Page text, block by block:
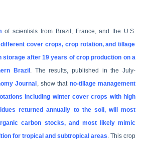
of scientists from Brazil, France, and the U.S.
cover crops, crop rotation, and tillage
storage after 19 years of crop production on a
Brazil. The results, published in the July-
Journal, show thatno-tillage management
including winter cover crops with high
returned annually to the soil, will most
carbon stocks, and most likely mimic
for tropical and subtropical areas. This crop